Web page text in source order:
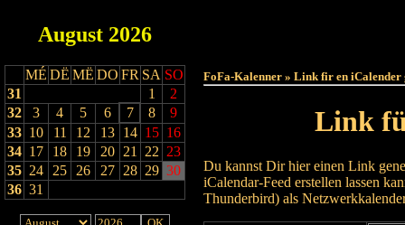
August 2026
MÉ DË MË DO FR SA SO
31
1
2
32
3 4 5 6 7 8
9
33 10 11 12 13 14 15 16
34 17 18 19 20 21 22 23
35 24 25 26 27 28 29 30
36 31
FoFa-Kalenner » Link fir en iCalender
Link
Du kannst Dir hier einen Link
iCalendar-Feed erstellen lassen
Thunderbird) als